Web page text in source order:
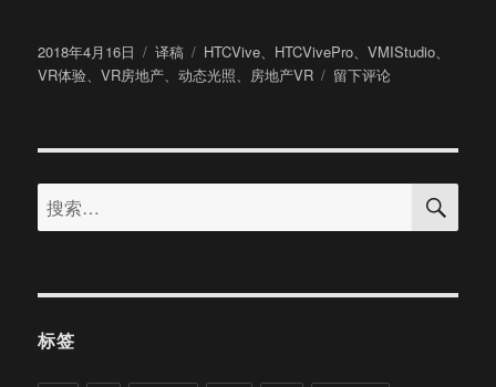
发
布
2018年4月16日
分
类
译稿
标
签
HTCVive、 HTCVivePro、VMIStudio、
VR体验、VR房地产、动态光照、 房地产VR
于
用
卖
宅?
留下评论
搜
索：
搜
标签